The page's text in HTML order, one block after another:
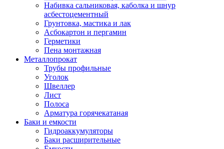
Набивка сальниковая, каболка и шнур
асбестоцементный
Грунтовка, мастика и лак
Асбокартон и пергамин
Герметики
Пена монтажная
Металлопрокат
Трубы профильные
Уголок
Швеллер
Лист
Полоса
Арматура горячекатаная
Баки и емкости
Гидроаккумуляторы
Баки расширительные